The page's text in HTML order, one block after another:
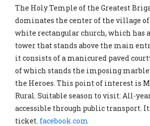
The Holy Temple of the Greatest
dominates the center of the village of
white rectangular church, which has
tower that stands above the main
it consists of a manicured paved
of which stands the imposing
the Heroes. This point of interest is
Rural. Suitable season to visit: All-
accessible through public transport. It
ticket. facebook.com